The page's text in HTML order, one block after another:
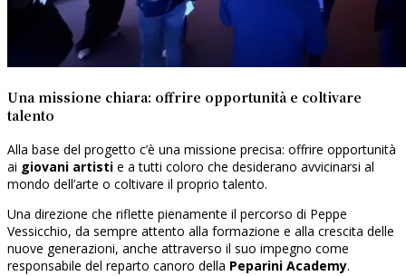
Una missione chiara: offrire opportunità e coltivare
talento
Alla base del progetto c’è una missione precisa: offrire opportunità
ai giovani artisti e a tutti coloro che desiderano avvicinarsi al
mondo dell’arte o coltivare il proprio talento.
Una direzione che riflette pienamente il percorso di Peppe
Vessicchio, da sempre attento alla formazione e alla crescita delle
nuove generazioni, anche attraverso il suo impegno come
responsabile del reparto canoro della Peparini Academy.